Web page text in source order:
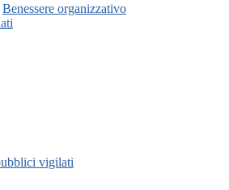
Benessere organizzativo
vigilati